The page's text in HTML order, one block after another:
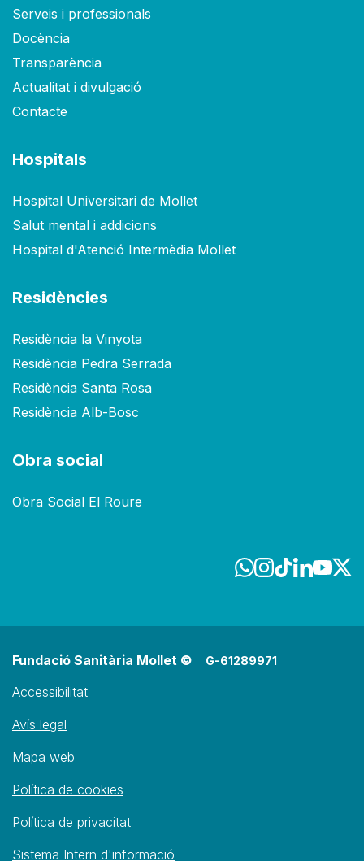
Serveis i professionals
Docència
Transparència
Actualitat i divulgació
Contacte
Hospitals
Hospital Universitari de Mollet
Salut mental i addicions
Hospital d'Atenció Intermèdia Mollet
Residències
Residència la Vinyota
Residència Pedra Serrada
Residència Santa Rosa
Residència Alb-Bosc
Obra social
Obra Social El Roure
Fundació Sanitària Mollet © G-61289971
Accessibilitat
Avís legal
Mapa web
Política de cookies
Política de privacitat
Sistema Intern d'informació